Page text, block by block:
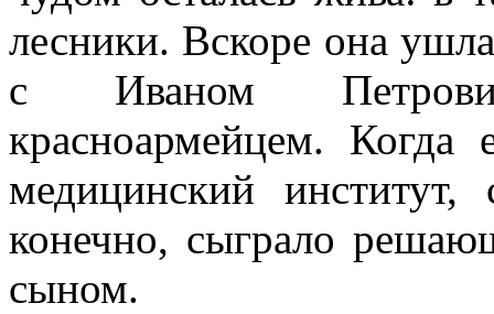
лесники. Вскоре она
с Иваном
красноармейцем.
медицинский институт,
конечно, сыграло
сыном.